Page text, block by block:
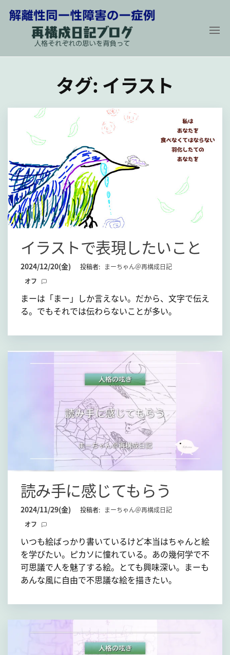
キ
解
一
の
一
症
例
グ
ぞ
れ
の
思
い
を
背
負
っ
タグ: イラスト
イラストで表現したいこと
2024/12/20(金) 投稿者: まーちゃん＠再構成日記
オフ
まーは「まー」しか言えない。だから、文字で伝え
る。でもそれでは伝わらないことが多い。
読み手に感じてもらう
2024/11/29(金) 投稿者: まーちゃん＠再構成日記
オフ
いつも絵ばっかり書いているけど本当はちゃんと絵
を学びたい。ピカソに憧れている。あの幾何学で不
可思議で人を魅了する絵。とても興味深い。まーも
あんな風に自由で不思議な絵を描きたい。